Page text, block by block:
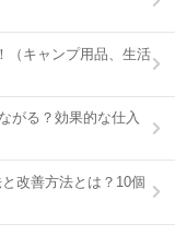
（キャンプ用品、生活
がる？効果的な仕入
改善方法とは？10個